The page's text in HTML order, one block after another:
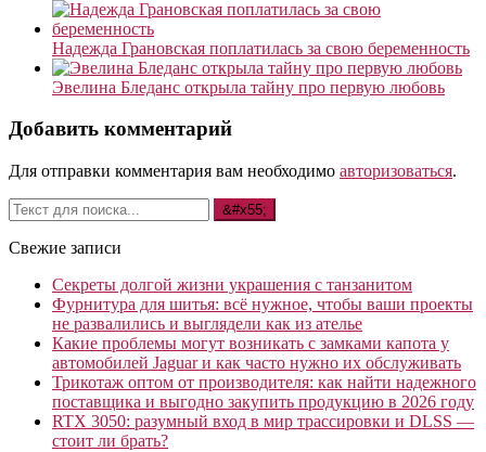
Надежда Грановская поплатилась за свою беременность
Эвелина Бледанс открыла тайну про первую любовь
Добавить комментарий
Для отправки комментария вам необходимо авторизоваться.
Свежие записи
Секреты долгой жизни украшения с танзанитом
Фурнитура для шитья: всё нужное, чтобы ваши проекты
не развалились и выглядели как из ателье
Какие проблемы могут возникать с замками капота у
автомобилей Jaguar и как часто нужно их обслуживать
Трикотаж оптом от производителя: как найти надежного
поставщика и выгодно закупить продукцию в 2026 году
RTX 3050: разумный вход в мир трассировки и DLSS —
стоит ли брать?